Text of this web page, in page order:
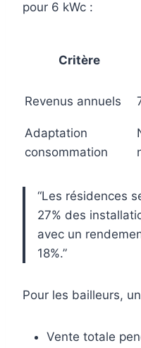
pour 6 kWc :
Critère
Revenus annuels
Adaptation
consommation
“Les résidences
27% des
avec un
18%.”
Pour les bailleurs,
Vente totale